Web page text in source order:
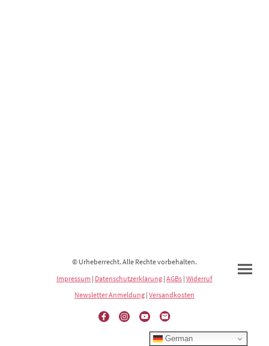
© Urheberrecht. Alle Rechte vorbehalten.
Impressum | Datenschutzerklärung | AGBs | Widerruf
Newsletter Anmeldung | Versandkosten
German